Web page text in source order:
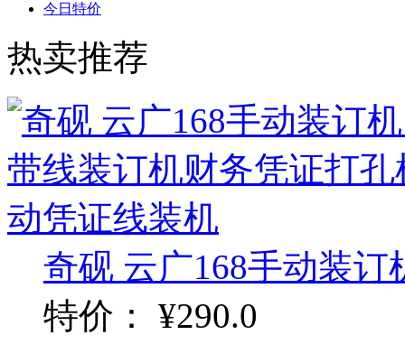
今日特价
热卖推荐
奇砚 云广168手动装订
特价：
¥290.0